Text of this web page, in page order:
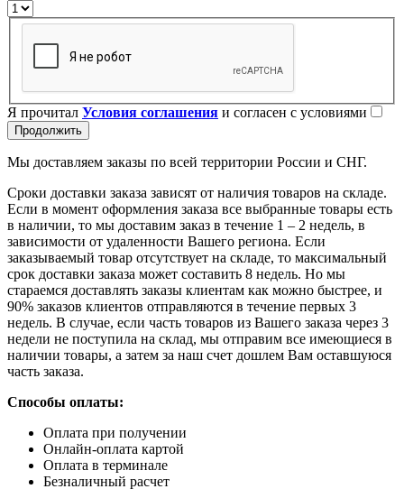
Я прочитал Условия соглашения и согласен с условиями
Продолжить
Мы доставляем заказы по всей территории России и СНГ.
Сроки доставки заказа зависят от наличия товаров на складе.
Если в момент оформления заказа все выбранные товары есть
в наличии, то мы доставим заказ в течение 1 – 2 недель, в
зависимости от удаленности Вашего региона. Если
заказываемый товар отсутствует на складе, то максимальный
срок доставки заказа может составить 8 недель. Но мы
стараемся доставлять заказы клиентам как можно быстрее, и
90% заказов клиентов отправляются в течение первых 3
недель. В случае, если часть товаров из Вашего заказа через 3
недели не поступила на склад, мы отправим все имеющиеся в
наличии товары, а затем за наш счет дошлем Вам оставшуюся
часть заказа.
Способы оплаты:
Оплата при получении
Онлайн-оплата картой
Оплата в терминале
Безналичный расчет